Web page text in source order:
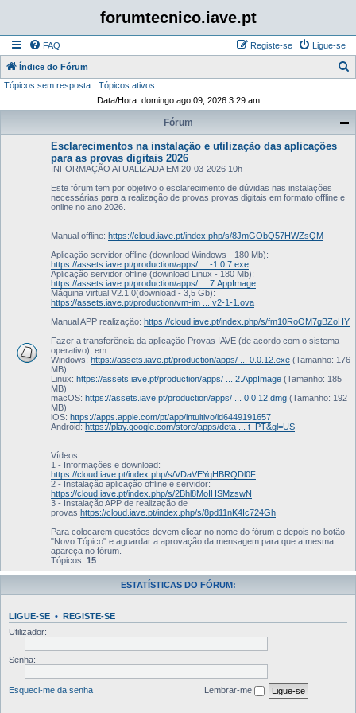
forumtecnico.iave.pt
FAQ Ligue-se
Registe-se
Índice do Fórum
Tópicos sem resposta
Tópicos ativos
Data/Hora: domingo ago 09, 2026 3:29 am
Fórum
Esclarecimentos na instalação e utilização das aplicações
para as provas digitais 2026
INFORMAÇÃO ATUALIZADA EM 20-03-2026 10h
Este fórum tem por objetivo o esclarecimento de dúvidas nas instalações
necessárias para a realização de provas provas digitais em formato offline e
online no ano 2026.
Manual offline: https://cloud.iave.pt/index.php/s/8JmGObQ57HWZsQM
Aplicação servidor offline (download Windows - 180 Mb):
https://assets.iave.pt/production/apps/ ... -1.0.7.exe
Aplicação servidor offline (download Linux - 180 Mb):
https://assets.iave.pt/production/apps/ ... 7.AppImage
Máquina virtual V2.1.0(download - 3,5 Gb):
https://assets.iave.pt/production/vm-im ... v2-1-1.ova
Manual APP realização: https://cloud.iave.pt/index.php/s/fm10RoOM7gBZoHY
Fazer a transferência da aplicação Provas IAVE (de acordo com o sistema
operativo), em:
Windows: https://assets.iave.pt/production/apps/ ... 0.0.12.exe (Tamanho: 176
MB)
Linux: https://assets.iave.pt/production/apps/ ... 2.AppImage (Tamanho: 185
MB)
macOS: https://assets.iave.pt/production/apps/ ... 0.0.12.dmg (Tamanho: 192
MB)
iOS: https://apps.apple.com/pt/app/intuitivo/id6449191657
Android: https://play.google.com/store/apps/deta ... t_PT&gl=US
Vídeos:
1 - Informações e download:
https://cloud.iave.pt/index.php/s/VDaVEYqHBRQDl0F
2 - Instalação aplicação offline e servidor:
https://cloud.iave.pt/index.php/s/2Bhl8MoIHSMzswN
3 - Instalação APP de realização de
provas:https://cloud.iave.pt/index.php/s/8pd11nK4Ic724Gh
Para colocarem questões devem clicar no nome do fórum e depois no botão
"Novo Tópico" e aguardar a aprovação da mensagem para que a mesma
apareça no fórum.
Tópicos: 15
ESTATÍSTICAS DO FÓRUM:
LIGUE-SE • REGISTE-SE
Utilizador:
Senha:
Esqueci-me da senha Lembrar-me